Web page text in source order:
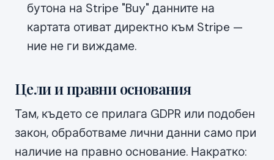
бутона на Stripe "Buy" данните на
картата отиват директно към Stripe —
ние не ги виждаме.
Цели и правни основания
Там, където се прилага GDPR или подобен
закон, обработваме лични данни само при
наличие на правно основание. Накратко: